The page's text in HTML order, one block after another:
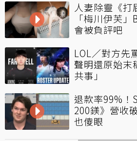
人妻除靈《打
「梅川伊芙
會被負評吧
LOL／對方先
聲明還原始末
共事」
退款率99%！
200鎂》營收
也傻眼